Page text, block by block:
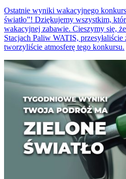
Ostatnie wyniki wakacyjnego
światło”! Dziękujemy wszystkim,
wakacyjnej zabawie. Cieszymy się,
Stacjach Paliw WATIS, przesyłaliście
tworzyliście atmosferę tego konkursu.